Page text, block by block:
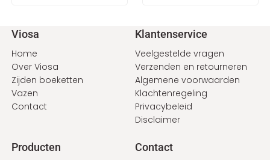
Voet
Viosa
Home
Over Viosa
Zijden boeketten
Vazen
Contact
Klantenservice
Veelgestelde vragen
Verzenden en retourneren
Algemene voorwaarden
Klachtenregeling
Privacybeleid
Disclaimer
Producten Contact